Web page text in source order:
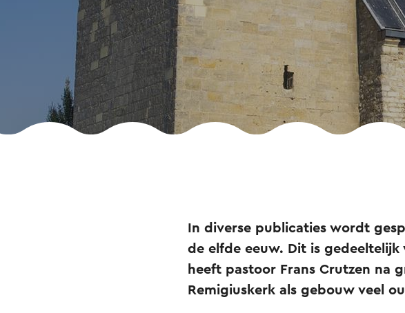
In diverse publicaties wordt
de elfde eeuw. Dit is
heeft pastoor Frans Crutzen na
Remigiuskerk als gebouw veel